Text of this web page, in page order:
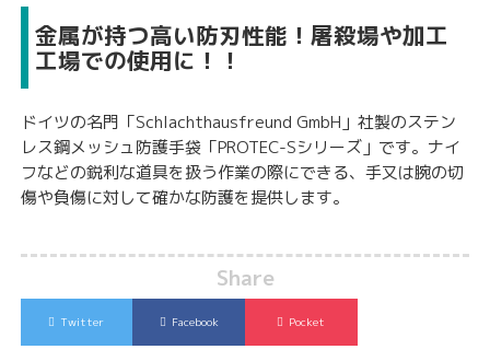
金属が持つ高い防刃性能！屠殺場や加工
工場での使用に！！
ドイツの名門「Schlachthausfreund GmbH」社製のステン
レス鋼メッシュ防護手袋「PROTEC-Sシリーズ」です。ナイ
フなどの鋭利な道具を扱う作業の際にできる、手又は腕の切
傷や負傷に対して確かな防護を提供します。
Share
Twitter Facebook Pocket